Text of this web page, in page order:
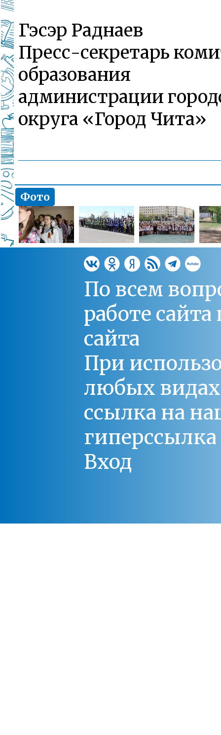
Гэсэр Раднаев
Пресс-секретарь
образования
администрации
округа «Город Чита»
Фото
По всем
работе
сайта
При
любых
ссылка на
Вход